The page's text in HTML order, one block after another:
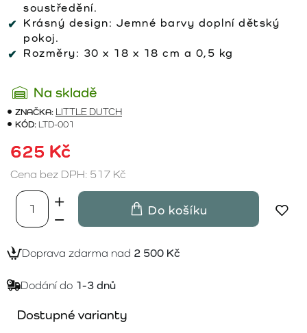
soustředění.
Krásný design: Jemné barvy doplní dětský
pokoj.
Rozměry: 30 x 18 x 18 cm a 0,5 kg
Na skladě
ZNAČKA: LITTLE DUTCH
KÓD: LTD-001
625 Kč
Cena bez DPH: 517 Kč
Do košíku
Doprava zdarma nad 2 500 Kč
Dodání do 1-3 dnů
Dostupné varianty